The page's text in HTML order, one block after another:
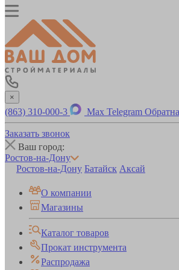
×
(863) 310-000-3 Max Telegram
Заказать звонок
Ваш город:
Ростов-на-Дону
Ростов-на-Дону Батайск Аксай
О компании
Магазины
Каталог товаров
Прокат инструмента
Распродажа